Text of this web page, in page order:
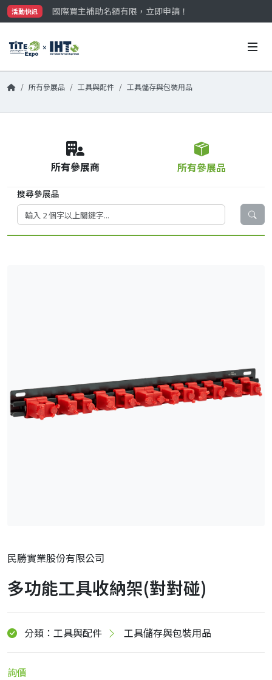
活動快訊
國際買主補助名額有限，立即申請！
參觀門票開放申請中‼️
國際買主補助名額有限，立即申請！
所有參展品 工具與配件 工具儲存與包裝用品
所有參展商 所有參展品
搜尋參展品
民勝實業股份有限公司
多功能工具收納架(對對碰)
分類：工具與配件 工具儲存與包裝用品
詢價